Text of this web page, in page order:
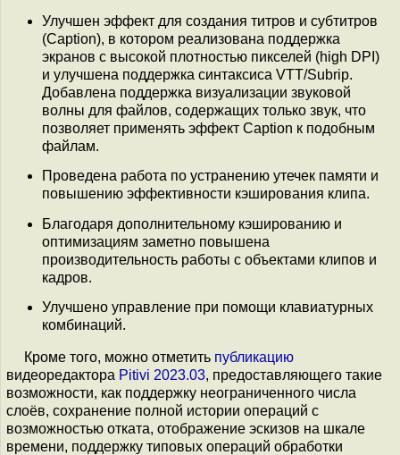
Улучшен эффект для создания титров и субтитров
(Caption), в котором реализована поддержка
экранов с высокой плотностью пикселей (high DPI)
и улучшена поддержка синтаксиса VTT/Subrip.
Добавлена поддержка визуализации звуковой
волны для файлов, содержащих только звук, что
позволяет применять эффект Caption к подобным
файлам.
Проведена работа по устранению утечек памяти и
повышению эффективности кэширования клипа.
Благодаря дополнительному кэшированию и
оптимизациям заметно повышена
производительность работы с объектами клипов и
кадров.
Улучшено управление при помощи клавиатурных
комбинаций.
Кроме того, можно отметить публикацию
видеоредактора Pitivi 2023.03, предоставляющего такие
возможности, как поддержку неограниченного числа
слоёв, сохранение полной истории операций с
возможностью отката, отображение эскизов на шкале
времени, поддержку типовых операций обработки